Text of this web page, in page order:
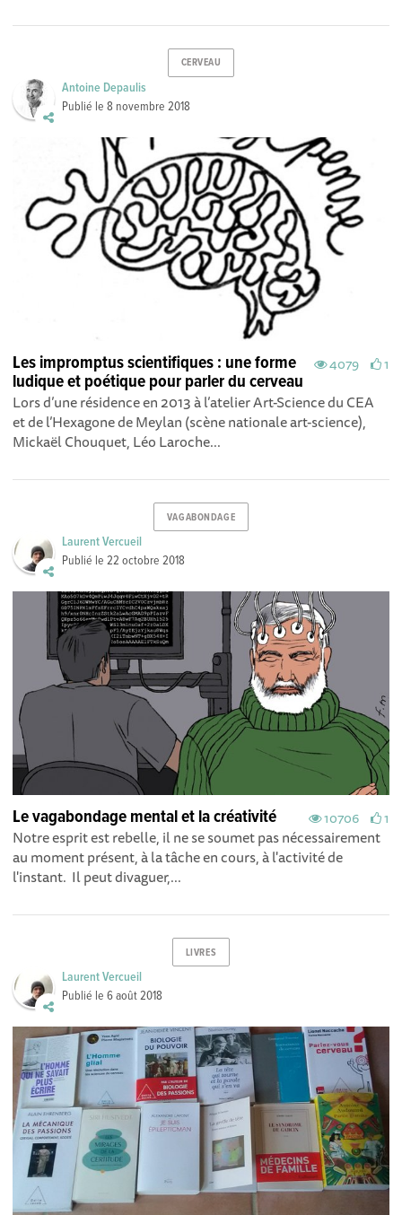
CERVEAU
Antoine Depaulis
Publié le8 novembre 2018
4079 1
Les impromptus scientifiques : une forme
ludique et poétique pour parler du cerveau
Lors d’une résidence en 2013 à l’atelier Art-Science du CEA
et de l’Hexagone de Meylan (scène nationale art-science),
Mickaël Chouquet, Léo Laroche...
VAGABONDAGE
Laurent Vercueil
Publié le22 octobre 2018
10706 1
Le vagabondage mental et la créativité
Notre esprit est rebelle, il ne se soumet pas nécessairement
au moment présent, à la tâche en cours, à l'activité de
l'instant. Il peut divaguer,...
LIVRES
Laurent Vercueil
Publié le6 août 2018